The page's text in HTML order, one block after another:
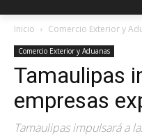
Inicio Comercio Exterior y
Comercio Exterior y Aduanas
Tamaulipas
empresas
Tamaulipas impulsará a